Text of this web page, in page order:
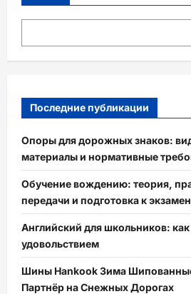
Последние публикации
Опоры для дорожных знаков:
материалы и нормативные
Обучение вождению: теория,
передачи и подготовка к
Английский для школьников: как
удовольствием
Шины Hankook Зима
Партнёр на Снежных Дорогах